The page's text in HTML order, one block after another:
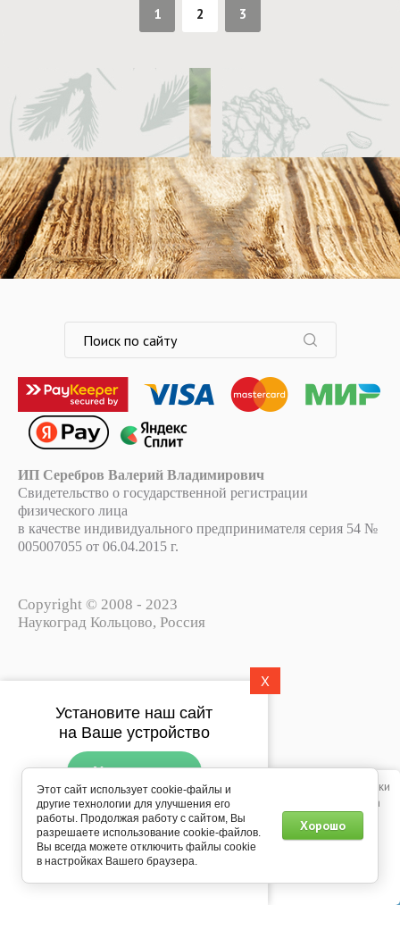
1 2 3
ИП Серебров Валерий Владимирович
Свидетельство о государственной регистрации
физического лица
в качестве индивидуального предпринимателя серия 54 №
005007055 от 06.04.2015 г.
Copyright © 2008 - 2023
Наукоград Кольцово, Россия
Пользовательское соглашение
Мегагрупп.ру
Этот сайт использует файлы cookie, метаданные и сервис веб-аналитики
Яндекс.Метрика. Продолжая просматривать его, вы соглашаетесь на
использование нами файлов cookie, метаданных и сервиса веб-
аналитики Яндекс.Метрика в соответствии с
Политикой
конфиденциальности
Продолжить
X
Установите наш сайт
на Ваше устройство
Установить
Подпишитесь на рассылку
push-уведомлений
Подписаться
Этот сайт использует cookie-файлы и
другие технологии для улучшения его
работы. Продолжая работу с сайтом, Вы
разрешаете использование cookie-файлов.
Вы всегда можете отключить файлы cookie
в настройках Вашего браузера.
Хорошо